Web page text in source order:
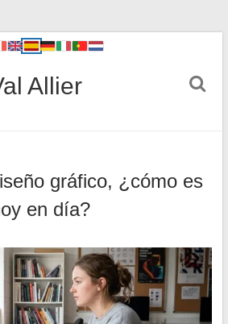
Allier
gráfico, ¿cómo es
en día?